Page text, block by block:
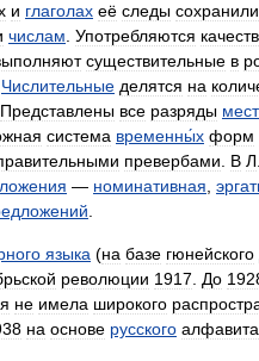
и глаголах её следы
числам Употребляются
существительные в
Числительные делятся на
Представлены все разряды
система временны́х форм
превербами В Л
— номинативная
языка (на базе гюнейского
революции 1917 До
не имела широкого
на основе русского алфавита